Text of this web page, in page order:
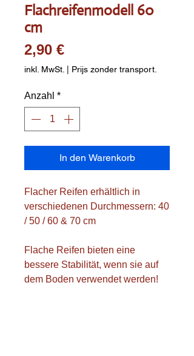
Flachreifenmodell 60
cm
2,90 €Preis
inkl. MwSt. | Prijs zonder transport.
Anzahl *
In den Warenkorb
Flacher Reifen erhältlich in
verschiedenen Durchmessern: 40
/ 50 / 60 & 70 cm
Flache Reifen bieten eine
bessere Stabilität, wenn sie auf
dem Boden verwendet werden!